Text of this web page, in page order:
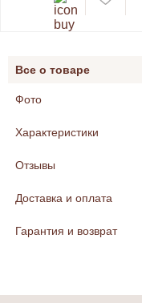
Все о товаре
Фото
Характеристики
Отзывы
Доставка и оплата
Гарантия и возврат